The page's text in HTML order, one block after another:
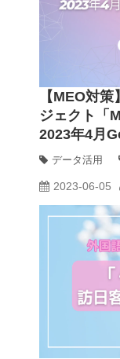
【MEO対
ジェクト「
2023年4月
まとめ
データ活用
2023-06-05